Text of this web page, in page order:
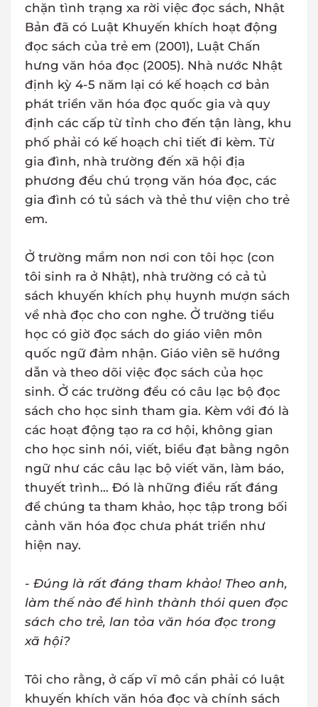
chặn tình trạng xa rời việc đọc sách, Nhật
Bản đã có Luật Khuyến khích hoạt động
đọc sách của trẻ em (2001), Luật Chấn
hưng văn hóa đọc (2005). Nhà nước Nhật
định kỳ 4-5 năm lại có kế hoạch cơ bản
phát triển văn hóa đọc quốc gia và quy
định các cấp từ tỉnh cho đến tận làng, khu
phố phải có kế hoạch chi tiết đi kèm. Từ
gia đình, nhà trường đến xã hội địa
phương đều chú trọng văn hóa đọc, các
gia đình có tủ sách và thẻ thư viện cho trẻ
em.
Ở trường mầm non nơi con tôi học (con
tôi sinh ra ở Nhật), nhà trường có cả tủ
sách khuyến khích phụ huynh mượn sách
về nhà đọc cho con nghe. Ở trường tiểu
học có giờ đọc sách do giáo viên môn
quốc ngữ đảm nhận. Giáo viên sẽ hướng
dẫn và theo dõi việc đọc sách của học
sinh. Ở các trường đều có câu lạc bộ đọc
sách cho học sinh tham gia. Kèm với đó là
các hoạt động tạo ra cơ hội, không gian
cho học sinh nói, viết, biểu đạt bằng ngôn
ngữ như các câu lạc bộ viết văn, làm báo,
thuyết trình… Đó là những điều rất đáng
để chúng ta tham khảo, học tập trong bối
cảnh văn hóa đọc chưa phát triển như
hiện nay.
- Đúng là rất đáng tham khảo! Theo anh,
làm thế nào để hình thành thói quen đọc
sách cho trẻ, lan tỏa văn hóa đọc trong
xã hội?
Tôi cho rằng, ở cấp vĩ mô cần phải có luật
khuyến khích văn hóa đọc và chính sách